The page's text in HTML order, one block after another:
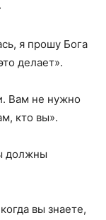
я прошу Бога
делает».
Вам не нужно
кто вы».
должны
вы знаете,